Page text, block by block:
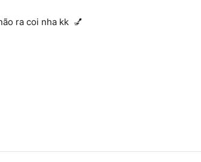
ra coi nha kk  💅